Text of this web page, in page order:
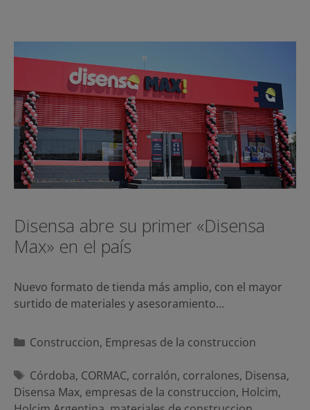
Disensa abre su primer «Disensa
Max» en el país
Nuevo formato de tienda más amplio, con el mayor
surtido de materiales y asesoramiento…
Categorías
Construccion, Empresas de la construccion
Etiquetas
Córdoba, CORMAC, corralón, corralones, Disensa,
Disensa Max, empresas de la construccion, Holcim,